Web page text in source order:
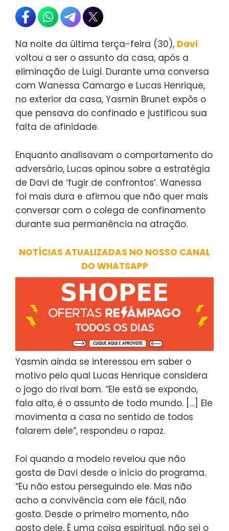
Na noite da última terça-feira (30), Davi
voltou a ser o assunto da casa, após a
eliminação de Luigi. Durante uma conversa
com Wanessa Camargo e Lucas Henrique,
no exterior da casa, Yasmin Brunet expôs o
que pensava do confinado e justificou sua
falta de afinidade.
Enquanto analisavam o comportamento do
adversário, Lucas opinou sobre a estratégia
de Davi de ‘fugir de confrontos’. Wanessa
foi mais dura e afirmou que não quer mais
conversar com o colega de confinamento
durante sua permanência na atração.
NOTÍCIAS ATUALIZADAS NO NOSSO CANAL
DO WHATSAPP
Yasmin ainda se interessou em saber o
motivo pelo qual Lucas Henrique considera
o jogo do rival bom. “Ele está se expondo,
fala alto, é o assunto de todo mundo. […] Ele
movimenta a casa no sentido de todos
falarem dele”, respondeu o rapaz.
Foi quando a modelo revelou que não
gosta de Davi desde o início do programa.
“Eu não estou perseguindo ele. Mas não
acho a convivência com ele fácil, não
gosto. Desde o primeiro momento, não
gosto dele. É uma coisa espiritual, não sei o